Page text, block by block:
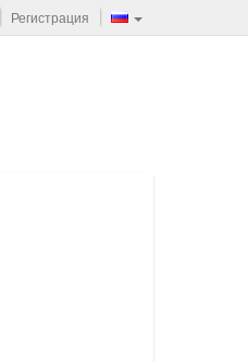
Регистрация